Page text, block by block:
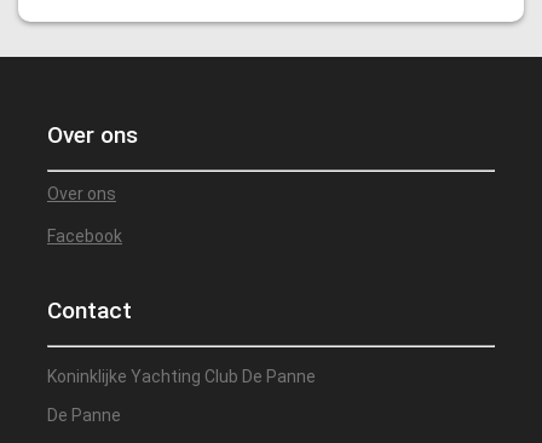
Over ons
Over ons
Facebook
Contact
Koninklijke Yachting Club De Panne
De Panne